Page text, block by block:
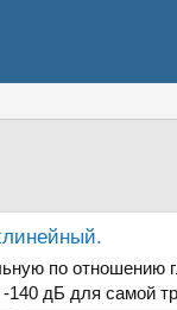
по отношению
дБ для самой